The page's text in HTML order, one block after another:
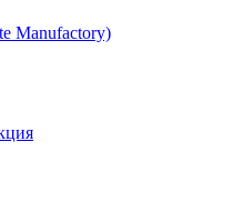
Manufactory)